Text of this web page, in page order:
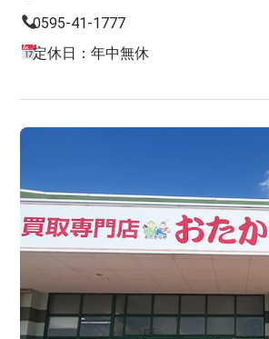
0595-41-1777
定休日：年中無休